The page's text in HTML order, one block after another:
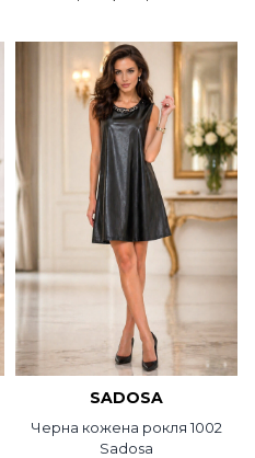
SADOSA
Черна кожена рокля 1002
Sadosa